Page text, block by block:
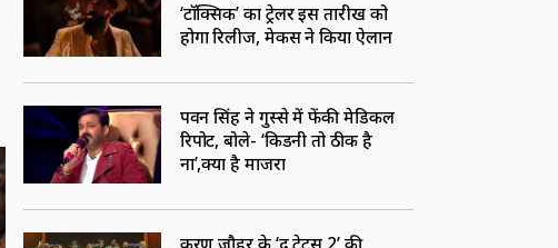
‘टॉक्सिक’ का ट्रेलर इस तारीख को
होगा रिलीज, मेकर्स ने किया ऐलान
पवन सिंह ने गुस्से में फेंकी मेडिकल
रिपोर्ट, बोले- ‘किडनी तो ठीक है
ना’,क्या है माजरा